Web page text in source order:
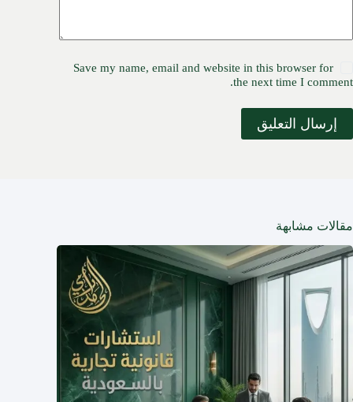
Save my name, email and website in this browser for
the next time I comment.
إرسال التعليق
مقالات مشابهة